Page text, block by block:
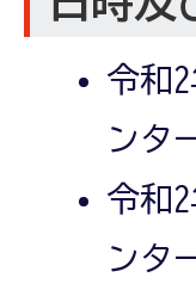
令和
ンタ
令和
ンタ